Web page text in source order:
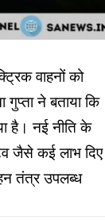
वाहनों को
ने बताया कि
है। नई नीति के
जैसे कई लाभ दिए
तंत्र उपलब्ध